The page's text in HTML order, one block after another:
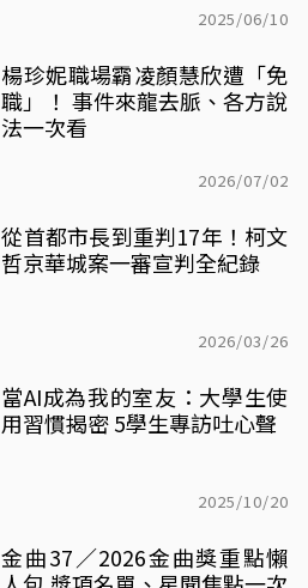
2025/06/10
楊珍妮職場霸凌顏慧欣遭「免
職」！ 事件來龍去脈、各方說
法一次看
2026/07/02
從首都市長到重判17年！柯文
哲京華城案一審宣判全紀錄
2026/03/26
當AI成為我的室友：大學生使
用習慣揭密 5學生專訪吐心聲
2025/10/20
金曲37／2026金曲獎重點懶